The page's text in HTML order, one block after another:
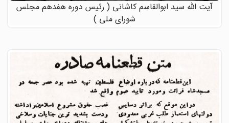
آیت الله سید ابوالقاسم کاشانی ( رئیس دوره هفدهم مجلس
شورای ملی )